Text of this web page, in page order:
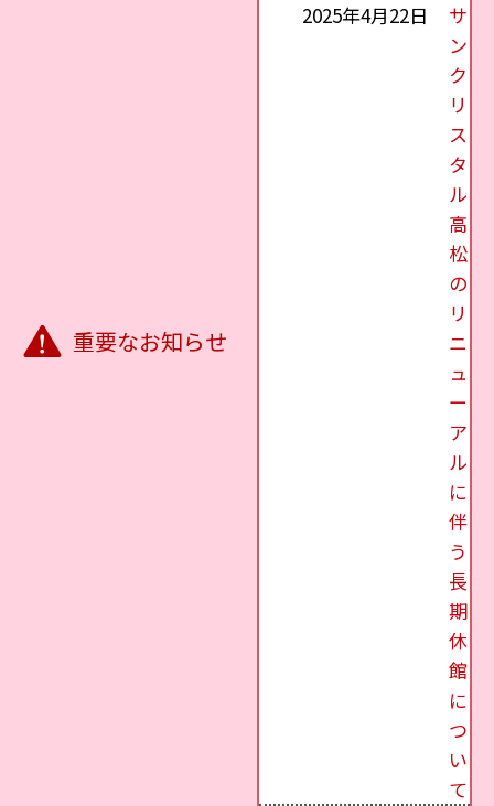
重要なお知らせ
2025年4月22日
サ
ン
ク
リ
ス
タ
ル
高
松
の
リ
ニ
ュ
ー
ア
ル
に
伴
う
長
期
休
館
に
つ
い
て